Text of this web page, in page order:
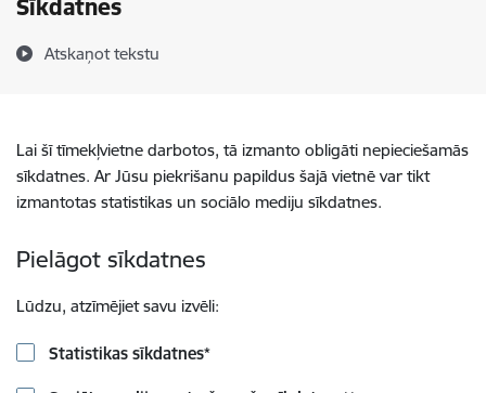
Sīkdatnes
Atskaņot tekstu
Lai šī tīmekļvietne darbotos, tā izmanto obligāti nepieciešamās
sīkdatnes. Ar Jūsu piekrišanu papildus šajā vietnē var tikt
izmantotas statistikas un sociālo mediju sīkdatnes.
Pielāgot sīkdatnes
Lūdzu, atzīmējiet savu izvēli:
Statistikas sīkdatnes*